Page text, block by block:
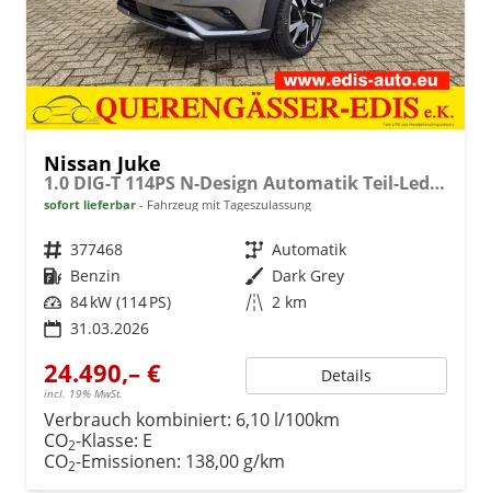
Nissan Juke
1.0 DIG-T 114PS N-Design Automatik Teil-Leder Klimaautomatik Sitzheizung Lenkradheizung PDC v+h Rückf.Kamera Navi 19"LM Bluetooth Touchscreen Apple CarPlay Android Auto
sofort lieferbar Fahrzeug mit Tageszulassung
Fahrzeugnr. 377468 Getriebe Automatik
Kraftstoff Benzin Außenfarbe Dark Grey
Leistung 84 kW (114 PS) Kilometerstand 2 km
31.03.2026
24.490,– €
incl. 19% MwSt.
Details
Verbrauch kombiniert: 6,10 l/100km
CO2-Klasse: E
CO2-Emissionen: 138,00 g/km